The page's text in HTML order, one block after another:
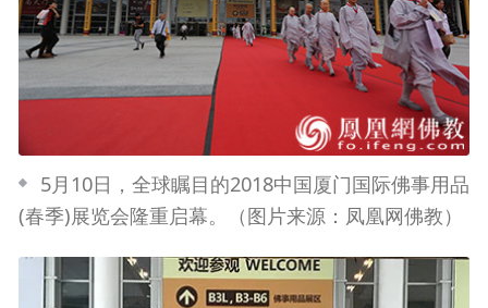
5月10日，全球瞩目的2018中国厦门国际佛事用品
(春季)展览会隆重启幕。（图片来源：凤凰网佛教）